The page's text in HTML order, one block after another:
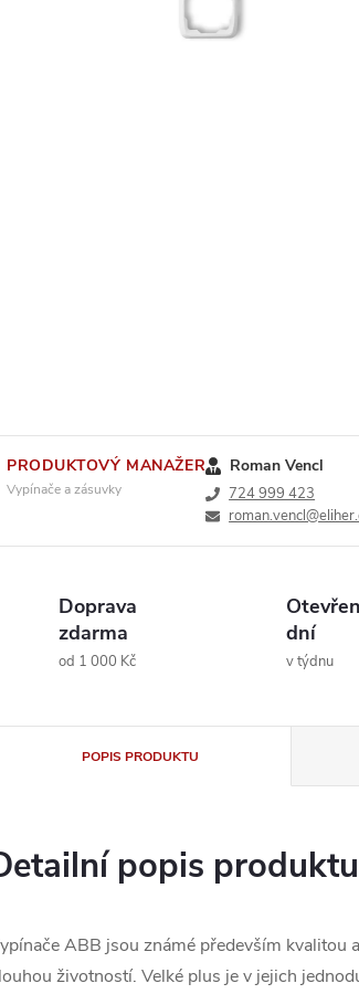
PRODUKTOVÝ MANAŽER
Vypínače a zásuvky
Roman Vencl
724 999 423
Doprava
zdarma
od 1 000 Kč
dní
v týdnu
POPIS PRODUKTU
popis produktu
ABB jsou známé především kvalitou a
životností. Velké plus je v jejich